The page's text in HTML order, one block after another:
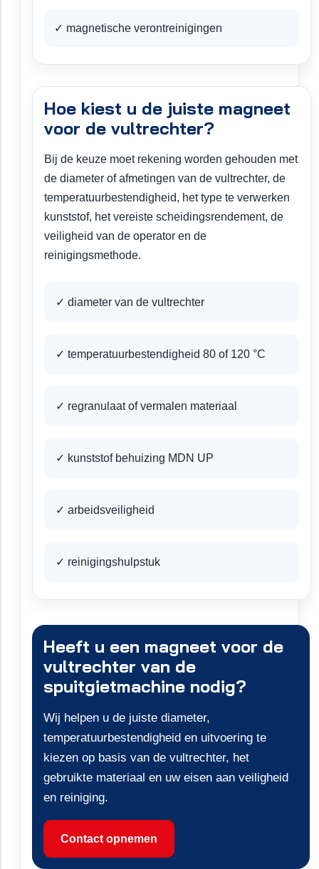
✓ magnetische verontreinigingen
Hoe kiest u de juiste magneet
voor de vultrechter?
Bij de keuze moet rekening worden gehouden met
de diameter of afmetingen van de vultrechter, de
temperatuurbestendigheid, het type te verwerken
kunststof, het vereiste scheidingsrendement, de
veiligheid van de operator en de
reinigingsmethode.
✓ diameter van de vultrechter
✓ temperatuurbestendigheid 80 of 120 °C
✓ regranulaat of vermalen materiaal
✓ kunststof behuizing MDN UP
✓ arbeidsveiligheid
✓ reinigingshulpstuk
Heeft u een magneet voor de
vultrechter van de
spuitgietmachine nodig?
Wij helpen u de juiste diameter,
temperatuurbestendigheid en uitvoering te
kiezen op basis van de vultrechter, het
gebruikte materiaal en uw eisen aan veiligheid
en reiniging.
Contact opnemen